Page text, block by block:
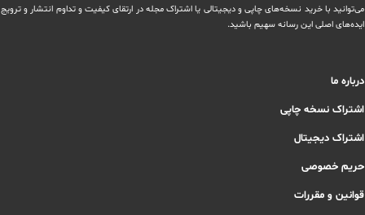
می‌توانید با خرید نسخه‌های چاپی و دیجیتالی یا ‏اشتراک مجله در ارتقای کیفیت و تداوم انتشار و ترویج
ایده‌های اصلی این رسانه سهیم باشید.
درباره ما
اشتراک نسخه چاپی
اشتراک دیجیتال
حریم خصوصی
قوانین و مقررات